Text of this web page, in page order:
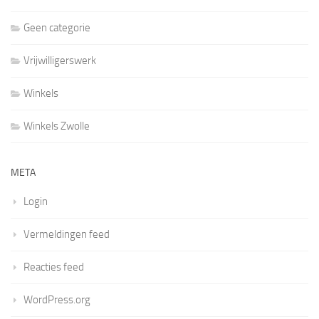
Geen categorie
Vrijwilligerswerk
Winkels
Winkels Zwolle
META
Login
Vermeldingen feed
Reacties feed
WordPress.org